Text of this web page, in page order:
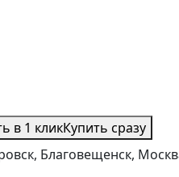
в 1 кликКупить сразу
Благовещенск,